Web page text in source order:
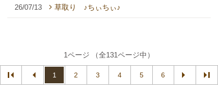
26/07/13 草取り ♪ちぃちぃ♪
1ページ （全131ページ中）
1 2 3 4 5 6